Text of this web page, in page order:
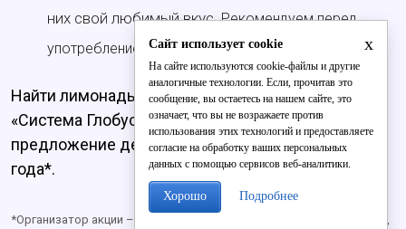
них свой любимый вкус.Рекомендуем перед
употреблением слегка охладить.
Найти лимонады можно в супермаркетах
«Система Глобус», цена – 59,99 рубля,
предложение действительно до 3 сентября 2023
года*.
*Организатор акции – ООО «Роксэт-С», ОГРН 1024301315500, 610000,
x
Сайт использует cookie
На сайте используются cookie-файлы и другие
аналогичные технологии. Если, прочитав это
сообщение, вы остаетесь на нашем сайте, это
означает, что вы не возражаете против
использования этих технологий и предоставляете
согласие на обработку ваших персональных
данных с помощью сервисов веб-аналитики.
Хорошо Подробнее